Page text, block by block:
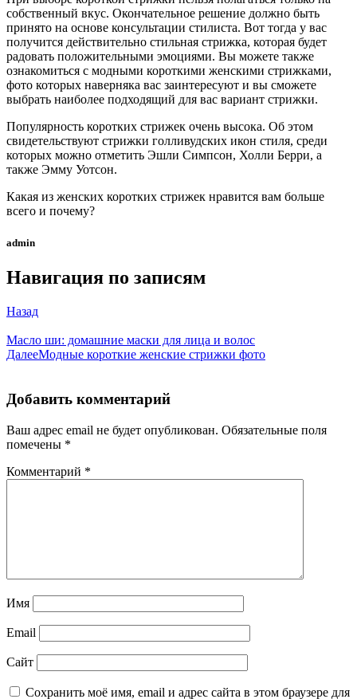
собственный вкус. Окончательное решение должно быть
принято на основе консультации стилиста. Вот тогда у вас
получится действительно стильная стрижка, которая будет
радовать положительными эмоциями. Вы можете также
ознакомиться с модными короткими женскими стрижками,
фото которых наверняка вас заинтересуют и вы сможете
выбрать наиболее подходящий для вас вариант стрижки.
Популярность коротких стрижек очень высока. Об этом
свидетельствуют стрижки голливудских икон стиля, среди
которых можно отметить Эшли Симпсон, Холли Берри, а
также Эмму Уотсон.
Какая из женских коротких стрижек нравится вам больше
всего и почему?
admin
Навигация по записям
Назад
Масло ши: домашние маски для лица и волос
ДалееМодные короткие женские стрижки фото
Добавить комментарий
Ваш адрес email не будет опубликован. Обязательные поля
помечены *
Комментарий *
Имя
Email
Сайт
Сохранить моё имя, email и адрес сайта в этом браузере для